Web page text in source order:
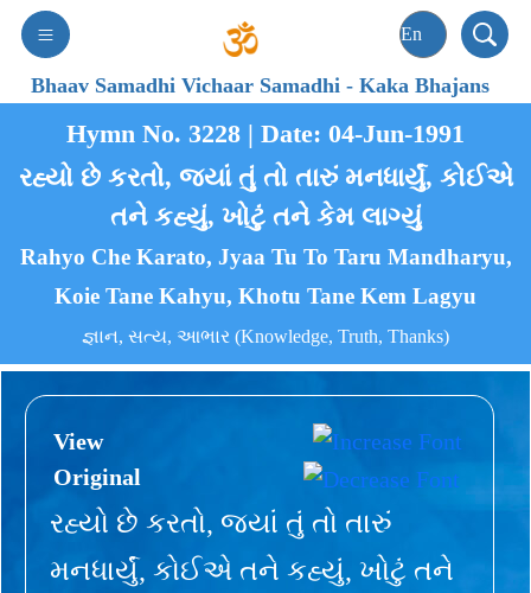
Bhaav Samadhi Vichaar Samadhi-Kaka Bhajans
Hymn No. 3228 | Date: 04-Jun-1991
રહ્યો છે કરતો, જ્યાં તું તો તારું મનધાર્યું, કોઈએ
તને કહ્યું, ખોટું તને કેમ લાગ્યું
Rahyo Che Karato, Jyaa Tu To Taru Mandharyu,
Koie Tane Kahyu, Khotu Tane Kem Lagyu
જ્ઞાન, સત્ય, આભાર (Knowledge, Truth, Thanks)
View
Original
રહ્યો છે કરતો, જ્યાં તું તો તારું
મનધાર્યું, કોઈએ તને કહ્યું, ખોટું તને